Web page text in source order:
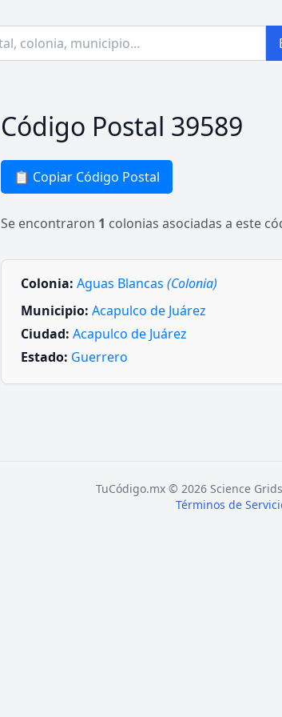
Código Postal 39589
📋 Copiar Código Postal
Se encontraron 1 colonias asociadas a este
Colonia: Aguas Blancas (Colonia)
Municipio: Acapulco de Juárez
Ciudad: Acapulco de Juárez
Estado: Guerrero
TuCódigo.mx © 2026 Science
Términos de